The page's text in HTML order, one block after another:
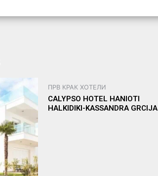
ПРВ КРАК ХОТЕЛИ
CALYPSO HOTEL HANIOTI
HALKIDIKI-KASSANDRA GRCIJA